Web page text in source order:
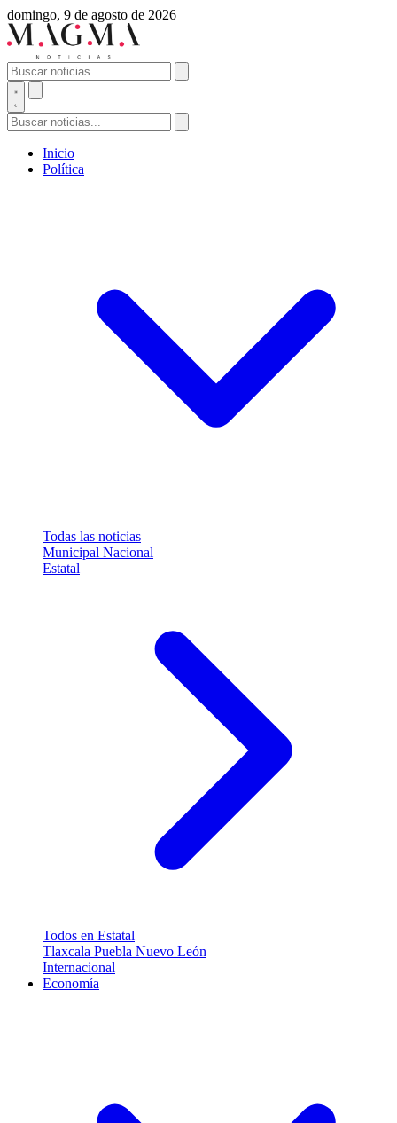
domingo, 9 de agosto de 2026
Inicio
Política
Todas las noticias
Municipal Nacional
Estatal
Todos en Estatal
Tlaxcala Puebla Nuevo León
Internacional
Economía